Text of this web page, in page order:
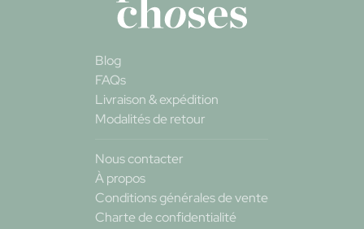
Blog
FAQs
Livraison & expédition
Modalités de retour
Nous contacter
À propos
Conditions générales de vente
Charte de confidentialité